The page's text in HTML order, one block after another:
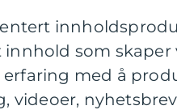
som
med å